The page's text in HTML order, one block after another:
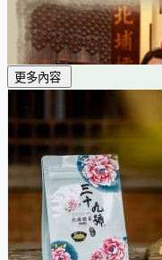
知道不同口味擂茶的差
更多內容